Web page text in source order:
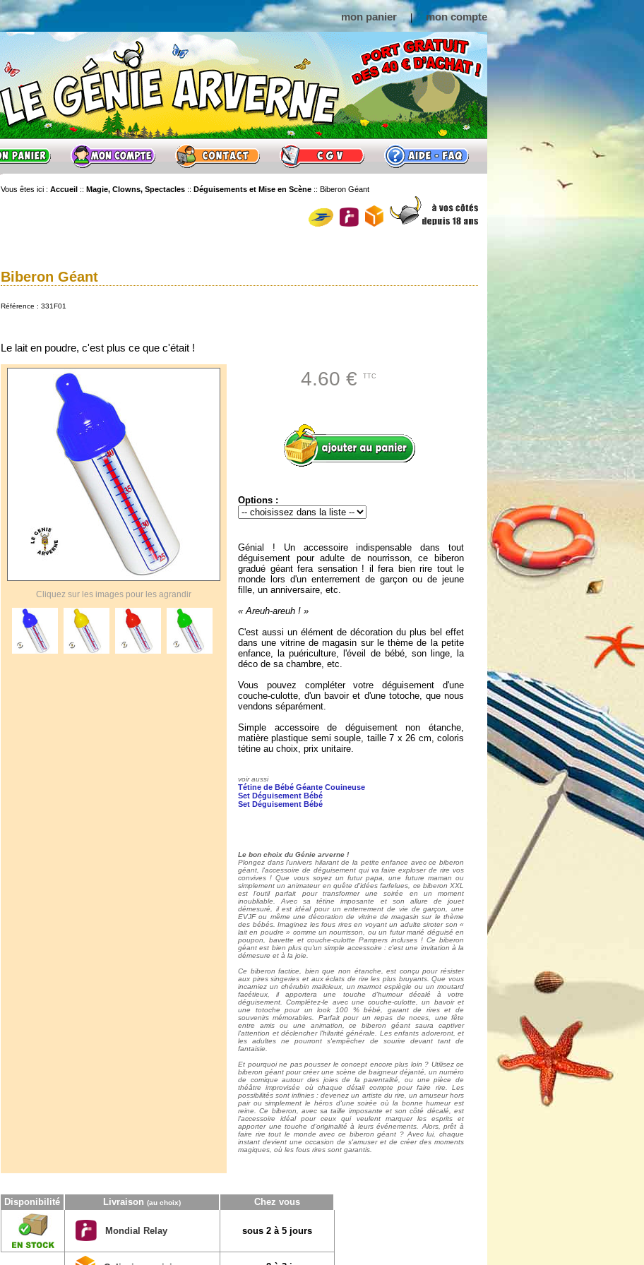
mon panier | mon compte
Vous êtes ici : Accueil :: Magie, Clowns, Spectacles :: Déguisements et Mise en Scène :: Biberon Géant
Biberon Géant
Référence : 331F01
Le lait en poudre, c'est plus ce que c'était !
4.60 € TTC
Options :
Génial ! Un accessoire indispensable dans tout
déguisement pour adulte de nourrisson, ce biberon
gradué géant fera sensation ! il fera bien rire tout le
monde lors d'un enterrement de garçon ou de jeune
fille, un anniversaire, etc.
« Areuh-areuh ! »
C'est aussi un élément de décoration du plus bel effet
dans une vitrine de magasin sur le thème de la petite
enfance, la puériculture, l'éveil de bébé, son linge, la
déco de sa chambre, etc.
Vous pouvez compléter votre déguisement d'une
couche-culotte, d'un bavoir et d'une totoche, que nous
vendons séparément.
Simple accessoire de déguisement non étanche,
matière plastique semi souple, taille 7 x 26 cm, coloris
tétine au choix, prix unitaire.
voir aussi
Tétine de Bébé Géante Couineuse
Set Déguisement Bébé
Set Déguisement Bébé
Le bon choix du Génie arverne !
Plongez dans l'univers hilarant de la petite enfance avec ce biberon
géant, l'accessoire de déguisement qui va faire exploser de rire vos
convives ! Que vous soyez un futur papa, une future maman ou
simplement un animateur en quête d'idées farfelues, ce biberon XXL
est l'outil parfait pour transformer une soirée en un moment
inoubliable. Avec sa tétine imposante et son allure de jouet
démesuré, il est idéal pour un enterrement de vie de garçon, une
EVJF ou même une décoration de vitrine de magasin sur le thème
des bébés. Imaginez les fous rires en voyant un adulte siroter son «
lait en poudre » comme un nourrisson, ou un futur marié déguisé en
poupon, bavette et couche-culotte Pampers incluses ! Ce biberon
géant est bien plus qu'un simple accessoire : c'est une invitation à la
démesure et à la joie.
Ce biberon factice, bien que non étanche, est conçu pour résister
aux pires singeries et aux éclats de rire les plus bruyants. Que vous
incarniez un chérubin malicieux, un marmot espiègle ou un moutard
facétieux, il apportera une touche d'humour décalé à votre
déguisement. Complétez-le avec une couche-culotte, un bavoir et
une totoche pour un look 100 % bébé, garant de rires et de
souvenirs mémorables. Parfait pour un repas de noces, une fête
entre amis ou une animation, ce biberon géant saura captiver
l'attention et déclencher l'hilarité générale. Les enfants adoreront, et
les adultes ne pourront s'empêcher de sourire devant tant de
fantaisie.
Et pourquoi ne pas pousser le concept encore plus loin ? Utilisez ce
biberon géant pour créer une scène de baigneur déjanté, un numéro
de comique autour des joies de la parentalité, ou une pièce de
théâtre improvisée où chaque détail compte pour faire rire. Les
possibilités sont infinies : devenez un artiste du rire, un amuseur hors
pair ou simplement le héros d'une soirée où la bonne humeur est
reine. Ce biberon, avec sa taille imposante et son côté décalé, est
l'accessoire idéal pour ceux qui veulent marquer les esprits et
apporter une touche d'originalité à leurs événements. Alors, prêt à
faire rire tout le monde avec ce biberon géant ? Avec lui, chaque
instant devient une occasion de s'amuser et de créer des moments
magiques, où les fous rires sont garantis.
Cliquez sur les images pour les agrandir
Disponibilité Livraison (au choix) Chez vous
Mondial Relay sous 2 à 5 jours